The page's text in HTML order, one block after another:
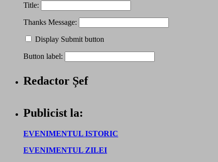
Title:
Thanks Message:
Display Submit button
Button label:
Redactor Șef
Publicist la:
EVENIMENTUL ISTORIC
EVENIMENTUL ZILEI